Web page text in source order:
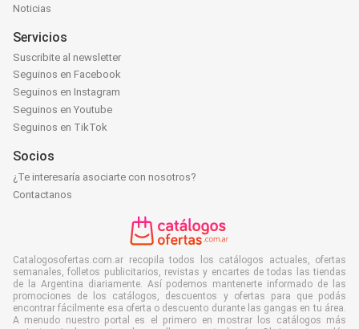
Noticias
Servicios
Suscribite al newsletter
Seguinos en Facebook
Seguinos en Instagram
Seguinos en Youtube
Seguinos en TikTok
Socios
¿Te interesaría asociarte con nosotros?
Contactanos
Catalogosofertas.com.ar recopila todos los catálogos actuales, ofertas
semanales, folletos publicitarios, revistas y encartes de todas las tiendas
de la Argentina diariamente. Así podemos mantenerte informado de las
promociones de los catálogos, descuentos y ofertas para que podás
encontrar fácilmente esa oferta o descuento durante las gangas en tu área.
A menudo nuestro portal es el primero en mostrar los catálogos más